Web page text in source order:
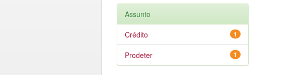
Assunto
1
Crédito
1
Prodeter